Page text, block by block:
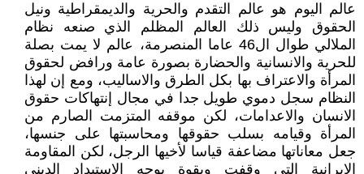
عالم اليوم هو عالم التقدم والحرية والديمقراطية ونيل
الحقوق وليس ذلك العالم المظلم الذي صنعه نظام
الملالي طوال ال46 عاما المنصرمة، عالم لا يمت بصلة
للحرية والانسانية والحضارة بصورة عامة ورافض لحقوق
المرأة والاعتراف بها بکل الطرق والاساليب، ومع إن لهذا
النظام سجل دموي طويل جدا في مجال إنتهاکات حقوق
الانسان والاعدامات، لکن موقفه المتزمت الصارم من
المرأة وقيامه بسلب حقوقها ومحاسبتها على جنسها،
جعل معاناتها مضاعفة قياسا لأخيها الرجل، لکن المقاومة
الايرانية التي وقفت وبقوة بوجه الاستبداد الديني